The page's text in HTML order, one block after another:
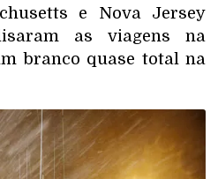
e Nova Jersey
as viagens na
branco quase total na